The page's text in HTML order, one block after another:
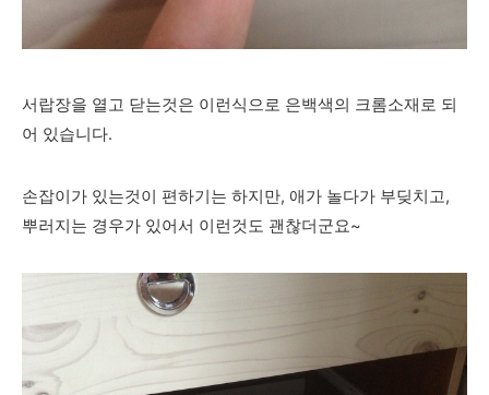
서랍장을 열고 닫는것은 이런식으로 은백색의 크롬소재로 되
어 있습니다.
손잡이가 있는것이 편하기는 하지만, 애가 놀다가 부딪치고,
뿌러지는 경우가 있어서 이런것도 괜찮더군요~